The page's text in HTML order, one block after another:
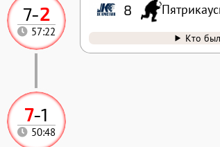
7-1
50:48
7-2
57:22
8
Кто